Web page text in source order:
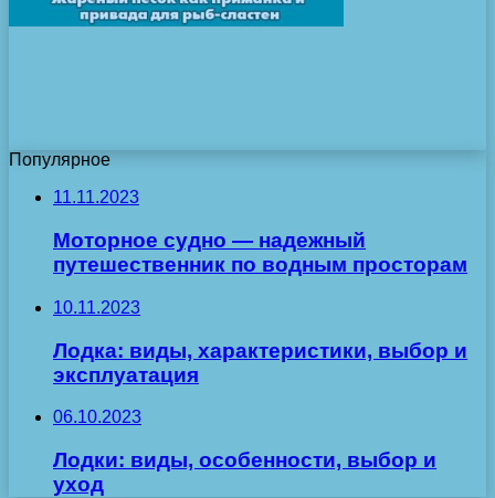
Популярное
11.11.2023
Моторное судно — надежный
путешественник по водным просторам
10.11.2023
Лодка: виды, характеристики, выбор и
эксплуатация
06.10.2023
Лодки: виды, особенности, выбор и
уход